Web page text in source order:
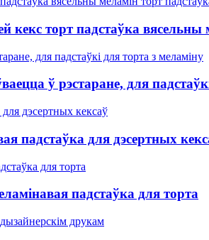
торт падстаўка вясельны
ў рэстаране, для
падстаўка для дэсертных
падстаўка для торта